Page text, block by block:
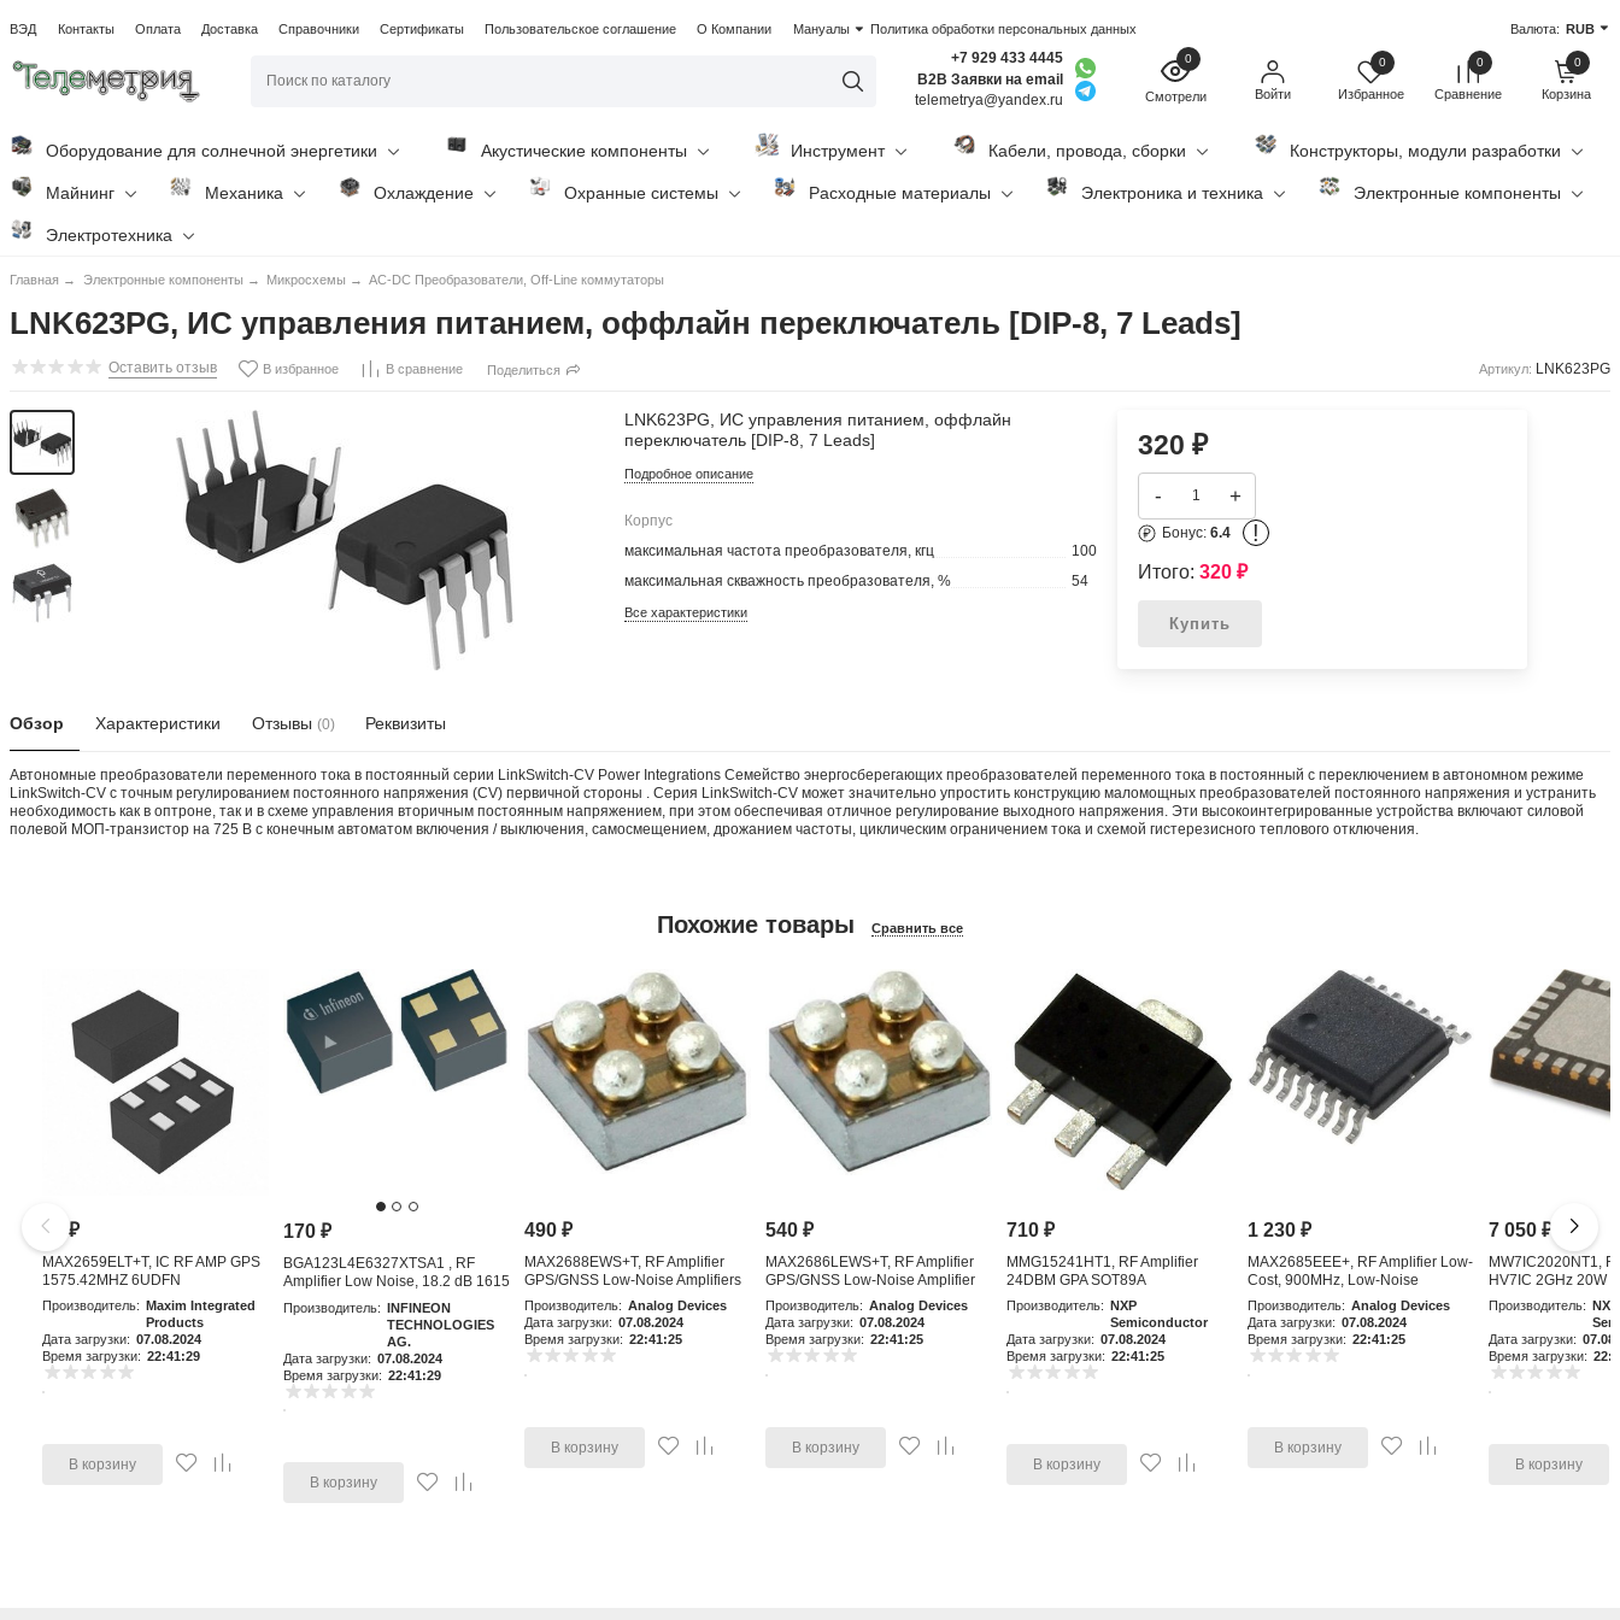
ВЭД Контакты Оплата Доставка Справочники Сертификаты Пользовательское соглашение О Компании Мануалы Политика обработки персональных данных Валюта: RUB
+7 929 433 4445
B2B Заявки на email
telemetrya@yandex.ru
0
Смотрели Войти
0
Избранное
0
Сравнение
0
Корзина
Оборудование для солнечной энергетики Акустические компоненты Инструмент Кабели, провода, сборки Конструкторы, модули разработки
Майнинг Механика Охлаждение Охранные системы Расходные материалы Электроника и техника Электронные компоненты
Электротехника
Главная → Электронные компоненты → Микросхемы → AC-DC Преобразователи, Off-Line коммутаторы
LNK623PG, ИС управления питанием, оффлайн переключатель [DIP-8, 7 Leads]
Оставить отзыв В избранное В сравнение Поделиться Артикул: LNK623PG
LNK623PG, ИС управления питанием, оффлайн
переключатель [DIP-8, 7 Leads]
Подробное описание
Корпус
максимальная частота преобразователя, кгц
100
максимальная скважность преобразователя, %
54
Все характеристики
320 ₽
- +
Бонус: 6.4 !
Итого: 320 ₽
Купить
Обзор Характеристики Отзывы (0) Реквизиты
Автономные преобразователи переменного тока в постоянный серии LinkSwitch-CV Power Integrations Семейство энергосберегающих преобразователей переменного тока в постоянный с переключением в автономном режиме
LinkSwitch-CV с точным регулированием постоянного напряжения (CV) первичной стороны . Серия LinkSwitch-CV может значительно упростить конструкцию маломощных преобразователей постоянного напряжения и устранить
необходимость как в оптроне, так и в схеме управления вторичным постоянным напряжением, при этом обеспечивая отличное регулирование выходного напряжения. Эти высокоинтегрированные устройства включают силовой
полевой МОП-транзистор на 725 В с конечным автоматом включения / выключения, самосмещением, дрожанием частоты, циклическим ограничением тока и схемой гистерезисного теплового отключения.
Похожие товары Сравнить все
81₽
MAX2659ELT+T, IC RF AMP GPS
1575.42MHZ 6UDFN
Производитель:
Maxim Integrated
Products
Дата загрузки: 07.08.2024
Время загрузки: 22:41:29
В корзину
170₽
BGA123L4E6327XTSA1 , RF
Amplifier Low Noise, 18.2 dB 1615
MHz, 4-Pin TSLP-4-11
Производитель: INFINEON
TECHNOLOGIES
AG.
Дата загрузки: 07.08.2024
Время загрузки: 22:41:29
В корзину
490₽
MAX2688EWS+T, RF Amplifier
GPS/GNSS Low-Noise Amplifiers
Производитель: Analog Devices
Дата загрузки: 07.08.2024
Время загрузки: 22:41:25
В корзину
540₽
MAX2686LEWS+T, RF Amplifier
GPS/GNSS Low-Noise Amplifier
with Integr
Производитель: Analog Devices
Дата загрузки: 07.08.2024
Время загрузки: 22:41:25
В корзину
710₽
MMG15241HT1, RF Amplifier
24DBM GPA SOT89A
Производитель:
NXP
Semiconductor
Дата загрузки: 07.08.2024
Время загрузки: 22:41:25
В корзину
1 230₽
MAX2685EEE+, RF Amplifier Low-
Cost, 900MHz, Low-Noise
Amplifier an
Производитель: Analog Devices
Дата загрузки: 07.08.2024
Время загрузки: 22:41:25
В корзину
7 050₽
MW7IC2020NT1,
HV7IC 2GHz 20W
Производитель:
NXP
Дата загрузки:
Время загрузки:
В корзину